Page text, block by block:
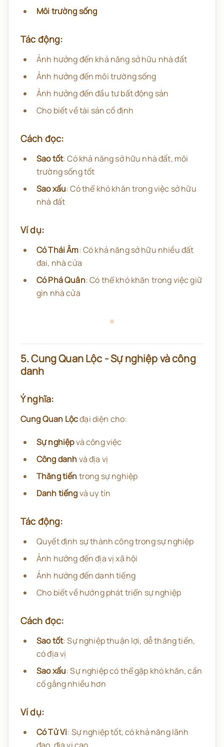
Môi trường sống
Tác động:
Ảnh hưởng đến khả năng sở hữu nhà đất
Ảnh hưởng đến môi trường sống
Ảnh hưởng đến đầu tư bất động sản
Cho biết về tài sản cố định
Cách đọc:
Sao tốt: Có khả năng sở hữu nhà đất, môi
trường sống tốt
Sao xấu: Có thể khó khăn trong việc sở hữu
nhà đất
Ví dụ:
Có Thái Âm: Có khả năng sở hữu nhiều đất
đai, nhà cửa
Có Phá Quân: Có thể khó khăn trong việc giữ
gìn nhà cửa
5. Cung Quan Lộc - Sự nghiệp và công
danh
Ý nghĩa:
Cung Quan Lộcđại diện cho:
Sự nghiệpvà công việc
Công danhvà địa vị
Thăng tiếntrong sự nghiệp
Danh tiếngvà uy tín
Tác động:
Quyết định sự thành công trong sự nghiệp
Ảnh hưởng đến địa vị xã hội
Ảnh hưởng đến danh tiếng
Cho biết về hướng phát triển sự nghiệp
Cách đọc:
Sao tốt: Sự nghiệp thuận lợi, dễ thăng tiến,
có địa vị
Sao xấu: Sự nghiệp có thể gặp khó khăn, cần
cố gắng nhiều hơn
Ví dụ:
Có Tử Vi: Sự nghiệp tốt, có khả năng lãnh